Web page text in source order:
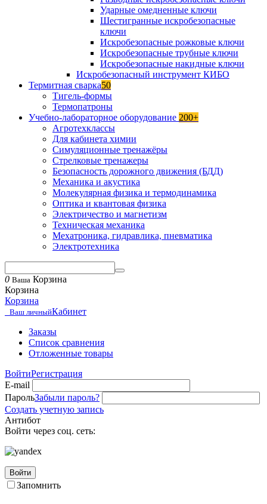
Ударные омедненные ключи
Шестигранные искробезопасные
ключи
Искробезопасные рожковые ключи
Искробезопасные трубные ключи
Искробезопасные накидные ключи
Искробезопасный инструмент КИБО
Термитная сварка50
Тигель-формы
Термопатроны
Учебно-лабораторное оборудование 200+
Агротехклассы
Для кабинета химии
Симуляционные тренажёры
Стрелковые тренажеры
Безопасность дорожного движения (БДД)
Механика и акустика
Молекулярная физика и термодинамика
Оптика и квантовая физика
Электричество и магнетизм
Техническая механика
Мехатроника, гидравлика, пневматика
Электротехника
0 Ваша Корзина
Корзина
Корзина
Ваш личныйКабинет
Заказы
Список сравнения
Отложенные товары
ВойтиРегистрация
E-mail
ПарольЗабыли пароль?
Создать учетную запись
Антибот
Войти через соц. сеть:
Войти
Запомнить